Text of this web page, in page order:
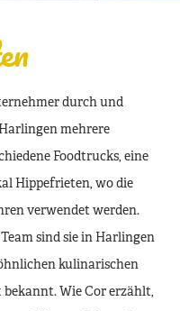
durch und
mehrere
Foodtrucks, eine
Hippefrieten, wo die
verwendet werden.
sind sie in Harlingen
kulinarischen
Wie Cor erzählt,